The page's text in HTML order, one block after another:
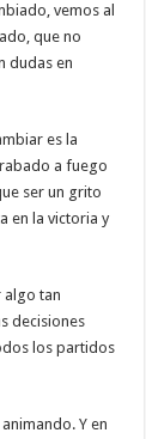
vemos al
que no
dudas en
es la
a fuego
ser un grito
en la victoria y
algo tan
decisiones
los partidos
Y en